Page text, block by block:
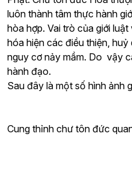
luôn thành tâm thực hành
hòa hợp. Vai trò của giới
hóa hiện các điều thiện,
nguy cơ nảy mầm. Do vậy
hành đạo.
Sau đây là một số hình ảnh
Cung thỉnh chư tôn đức